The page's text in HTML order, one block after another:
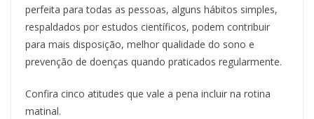
perfeita para todas as pessoas, alguns hábitos simples,
respaldados por estudos científicos, podem contribuir
para mais disposição, melhor qualidade do sono e
prevenção de doenças quando praticados regularmente.
Confira cinco atitudes que vale a pena incluir na rotina
matinal.